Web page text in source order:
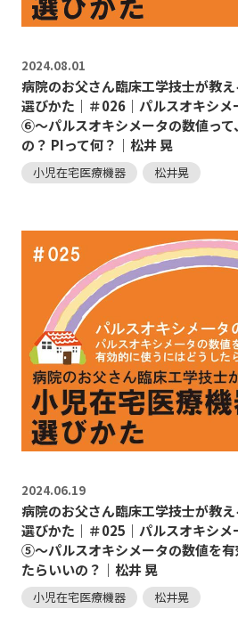
2024.08.01
病院のお父さん臨床工学技士が教
選びかた｜＃026｜パルスオキシ
⑥～パルスオキシメータの数値っ
の？ PIって何？｜松井 晃
小児在宅医療機器 松井晃
2024.06.19
病院のお父さん臨床工学技士が教
選びかた｜＃025｜パルスオキシ
⑤～パルスオキシメータの数値を
たらいいの？｜松井 晃
小児在宅医療機器 松井晃